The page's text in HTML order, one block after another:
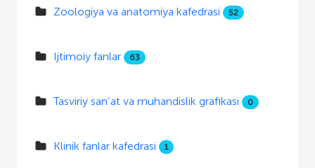
Zoologiya va anatomiya kafedrasi 52
Ijtimoiy fanlar 63
Tasviriy san’at va muhandislik grafikasi 0
Klinik fanlar kafedrasi 1